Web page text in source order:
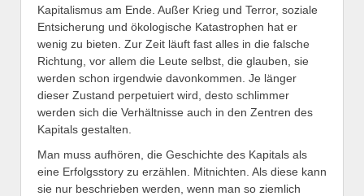
Kapitalismus am Ende. Außer Krieg und Terror, soziale
Entsicherung und ökologische Katastrophen hat er
wenig zu bieten. Zur Zeit läuft fast alles in die falsche
Richtung, vor allem die Leute selbst, die glauben, sie
werden schon irgendwie davonkommen. Je länger
dieser Zustand perpetuiert wird, desto schlimmer
werden sich die Verhältnisse auch in den Zentren des
Kapitals gestalten.
Man muss aufhören, die Geschichte des Kapitals als
eine Erfolgsstory zu erzählen. Mitnichten. Als diese kann
sie nur beschrieben werden, wenn man so ziemlich